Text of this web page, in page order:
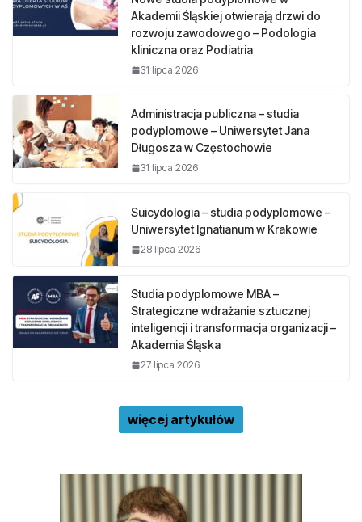
Akademii Śląskiej otwierają drzwi do
rozwoju zawodowego – Podologia
kliniczna oraz Podiatria
31 lipca 2026
Administracja publiczna – studia
podyplomowe – Uniwersytet Jana
Długosza w Częstochowie
31 lipca 2026
Suicydologia – studia podyplomowe –
Uniwersytet Ignatianum w Krakowie
28 lipca 2026
Studia podyplomowe MBA –
Strategiczne wdrażanie sztucznej
inteligencji i transformacja organizacji –
Akademia Śląska
27 lipca 2026
więcej artykułów